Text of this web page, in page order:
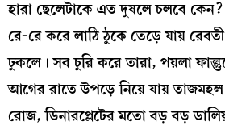
হারা ছেলেটাকে এত দুষলে চলবে
রে-রে করে লাঠি ঠুকে তেড়ে যায়
ঢুকলে। সব চুরি করে তারা, পয়লা
আগের রাতে উপড়ে নিয়ে যায়
রোজ, ডিনারপ্লেটের মতো বড় বড়